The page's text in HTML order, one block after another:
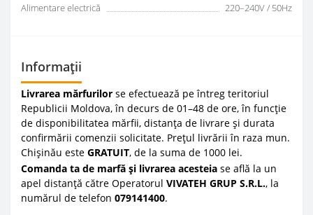
Alimentare electrică
220–240V / 50Hz
Informații
Livrarea mărfurilor se efectuează pe întreg teritoriul
Republicii Moldova, în decurs de 01–48 de ore, în funcție
de disponibilitatea mărfii, distanța de livrare și durata
confirmării comenzii solicitate. Prețul livrării în raza mun.
Chișinău este GRATUIT, de la suma de 1000 lei.
Comanda ta de marfă și livrarea acesteia se află la un
apel distanță către Operatorul VIVATEH GRUP S.R.L., la
numărul de telefon 079141400.